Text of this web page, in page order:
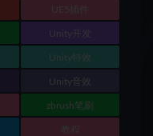
UE5插件
Unity开发
Unity特效
Unity音效
zbrush笔刷
教程